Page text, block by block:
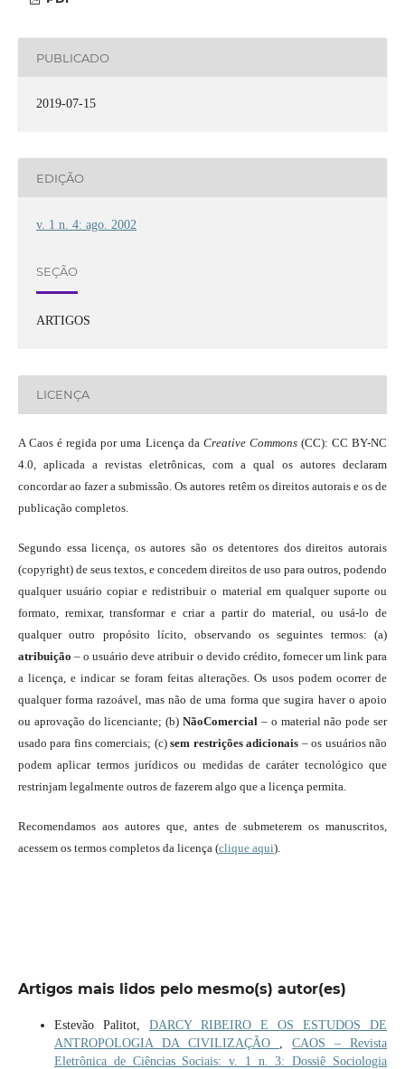
PUBLICADO
2019-07-15
EDIÇÃO
v. 1 n. 4: ago. 2002
SEÇÃO
ARTIGOS
LICENÇA
A Caos é regida por uma Licença da Creative Commons(CC): CC BY-NC
4.0, aplicada a revistas eletrônicas, com a qual os autores declaram
concordar ao fazer a submissão. Os autores retêm os direitos autorais e os de
publicação completos.
Segundo essa licença, os autores são os detentores dos direitos autorais
(copyright) de seus textos, e concedem direitos de uso para outros, podendo
qualquer usuário copiar e redistribuir o material em qualquer suporte ou
formato, remixar, transformar e criar a partir do material, ou usá-lo de
qualquer outro propósito lícito, observando os seguintes termos: (a)
atribuição – o usuário deve atribuir o devido crédito, fornecer um link para
a licença, e indicar se foram feitas alterações. Os usos podem ocorrer de
qualquer forma razoável, mas não de uma forma que sugira haver o apoio
ou aprovação do licenciante; (b)NãoComercial – o material não pode ser
usado para fins comerciais; (c)sem restrições adicionais – os usuários não
podem aplicar termos jurídicos ou medidas de caráter tecnológico que
restrinjam legalmente outros de fazerem algo que a licença permita.
Recomendamos aos autores que, antes de submeterem os manuscritos,
acessem os termos completos da licença (clique aqui).
Artigos mais lidos pelo mesmo(s) autor(es)
Estevão Palitot, DARCY RIBEIRO E OS ESTUDOS DE
ANTROPOLOGIA DA CIVILIZAÇÃO
,CAOS – Revista
Eletrônica de Ciências Sociais: v. 1 n. 3: Dossiê Sociologia